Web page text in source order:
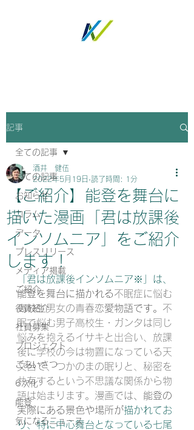
記事
全ての記事
お知らせ
コラム
データ
プレスリリース
メディア掲載
ご紹介
役員紹介
社員募集
プロジェクト
ごあいさつ
6次化
能登
気になるニュース
全ての記事
【ご紹介】能登を舞台に
描いた漫画「君は放課後
インソムニア」をご紹介
します！
酒井 健伍
2022年5月19日 読了時間: 1分
「君は放課後インソムニア※」は、
能登を舞台に描かれる不眠症に悩む
高校生男女の青春恋愛物語です。 不
眠で悩む男子高校生・ガンタは同じ
悩みを抱えるイサキと出合い、放課
後に学校の今は物置になっている天
文台で、つかのまの眠りと、秘密を
共有するという不思議な関係から物
語は始まります。漫画では 、能登の
実際にある景色や場所が描かれてお
り、特に中心舞台となっている七尾